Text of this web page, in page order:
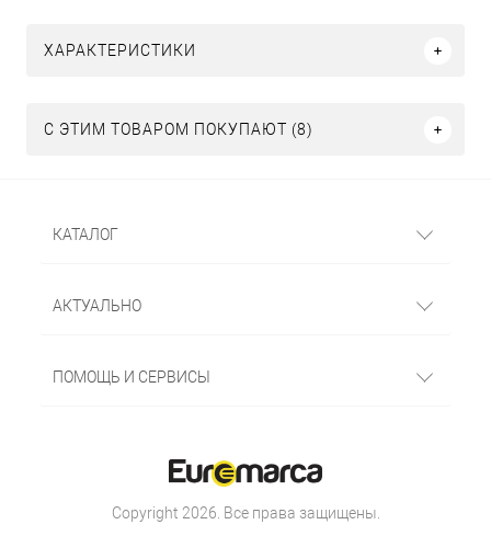
ХАРАКТЕРИСТИКИ
С ЭТИМ ТОВАРОМ ПОКУПАЮТ (8)
КАТАЛОГ
АКТУАЛЬНО
ПОМОЩЬ И СЕРВИСЫ
Copyright 2026. Все права защищены.